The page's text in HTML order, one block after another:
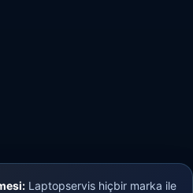
Laptopservis hiçbir marka ile